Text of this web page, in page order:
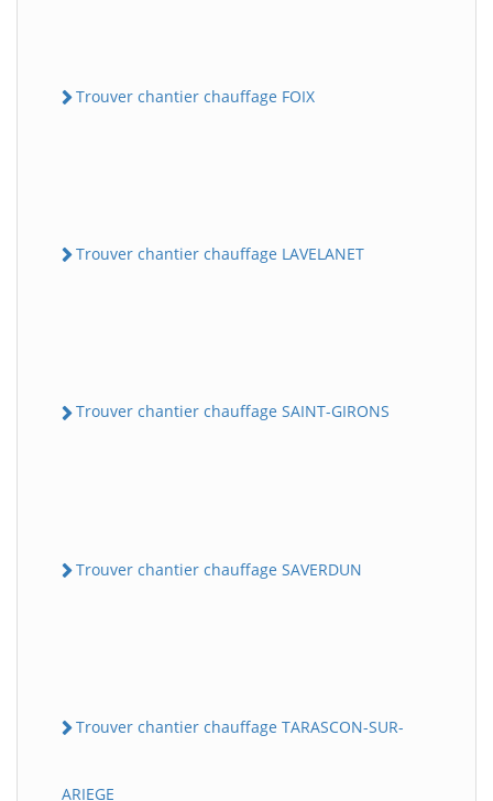
Trouver chantier chauffage FOIX
Trouver chantier chauffage LAVELANET
Trouver chantier chauffage SAINT-GIRONS
Trouver chantier chauffage SAVERDUN
Trouver chantier chauffage TARASCON-SUR-
ARIEGE